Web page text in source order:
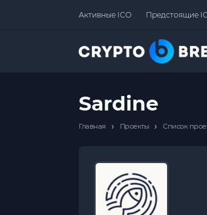
Активные ICO Предстоящие
Sardine
Главная › Проекты › Список